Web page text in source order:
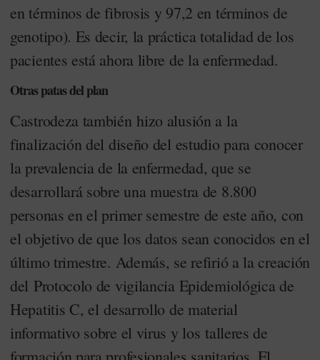
en términos de fibrosis y 97,2 en términos de
genotipo). Es decir, la práctica totalidad de los
pacientes está ahora libre de la enfermedad.
Otras patas del plan
Castrodeza también hizo alusión a la
finalización del diseño del estudio para conocer
la prevalencia de la enfermedad, que se
desarrollará sobre una muestra de 8.800
personas en el primer semestre de este año, con
el objetivo de que los datos sean conocidos en el
último trimestre. Además, se refirió a la creación
del Protocolo de vigilancia Epidemiológica de
Hepatitis C, el desarrollo de material
informativo sobre el virus y los talleres de